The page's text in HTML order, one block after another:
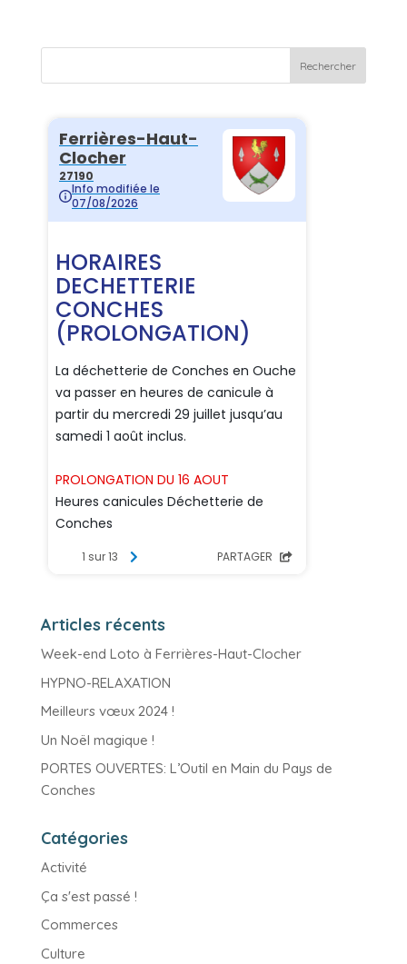
Articles récents
Week-end Loto à Ferrières-Haut-Clocher
HYPNO-RELAXATION
Meilleurs vœux 2024 !
Un Noël magique !
PORTES OUVERTES: L’Outil en Main du Pays de
Conches
Catégories
Activité
Ça s'est passé !
Commerces
Culture